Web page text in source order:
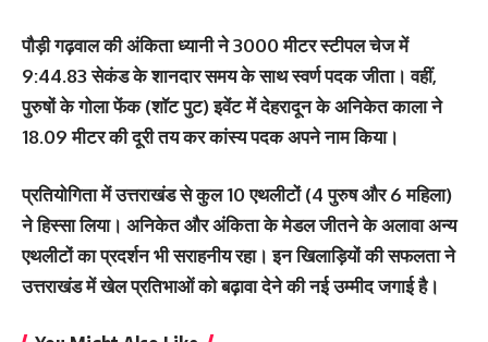
पौड़ी गढ़वाल की अंकिता ध्यानी ने 3000 मीटर स्टीपल चेज में
9:44.83 सेकंड के शानदार समय के साथ स्वर्ण पदक जीता। वहीं,
पुरुषों के गोला फेंक (शॉट पुट) इवेंट में देहरादून के अनिकेत काला ने
18.09 मीटर की दूरी तय कर कांस्य पदक अपने नाम किया।
प्रतियोगिता में उत्तराखंड से कुल 10 एथलीटों (4 पुरुष और 6 महिला)
ने हिस्सा लिया। अनिकेत और अंकिता के मेडल जीतने के अलावा अन्य
एथलीटों का प्रदर्शन भी सराहनीय रहा। इन खिलाड़ियों की सफलता ने
उत्तराखंड में खेल प्रतिभाओं को बढ़ावा देने की नई उम्मीद जगाई है।